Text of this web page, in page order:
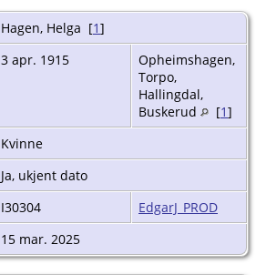
Hagen, Helga [1]
3 apr. 1915
Opheimshagen,
Torpo,
Hallingdal,
Buskerud
[1]
Kvinne
Ja, ukjent dato
I30304
EdgarJ_PROD
15 mar. 2025